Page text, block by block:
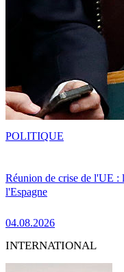
Réunion de crise de l'UE :
l'Espagne
04.08.2026
POLITIQUE
INTERNATIONAL